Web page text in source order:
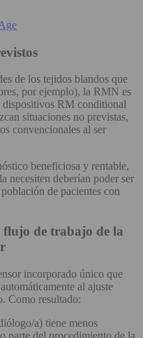
de los tejidos blandos que
por ejemplo), la RMN es
RM conditional
situaciones no previstas,
convencionales al ser
beneficiosa y rentable,
necesiten deberían poder ser
de pacientes con
de trabajo de la
incorporado único que
al ajuste
Como resultado:
a) tiene menos
parte del procedimiento de la